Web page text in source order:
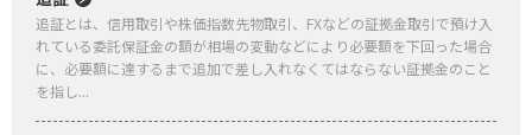
追証とは、信用取引や株価指数先物取引、FXなどの証拠金取引で預け入
れている委託保証金の額が相場の変動などにより必要額を下回った場合
に、必要額に達するまで追加で差し入れなくてはならない証拠金のこと
を指し...